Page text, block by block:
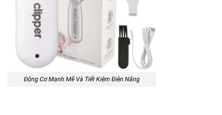
Động Cơ Mạnh Mẽ Và Tiết Kiệm Điện Năng